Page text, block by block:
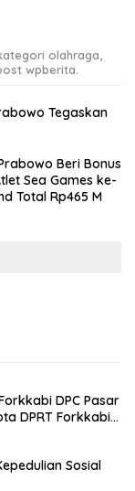
olahraga,
wpberita.
Tegaskan
Beri Bonus
Sea Games ke-
Total Rp465 M
DPC Pasar
DPRT Forkkabi
Sosial